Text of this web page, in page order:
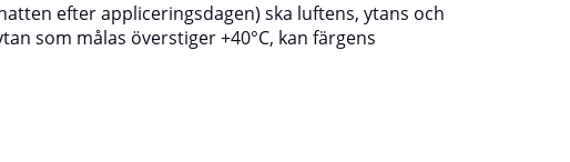
efter appliceringsdagen) ska luftens, ytans och
som målas överstiger +40°C, kan färgens